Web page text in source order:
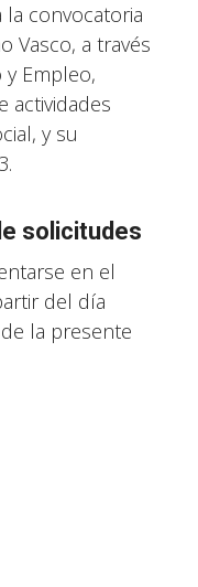
convocatoria
Vasco, a través
Empleo,
actividades
y su
solicitudes
en el
del día
la presente